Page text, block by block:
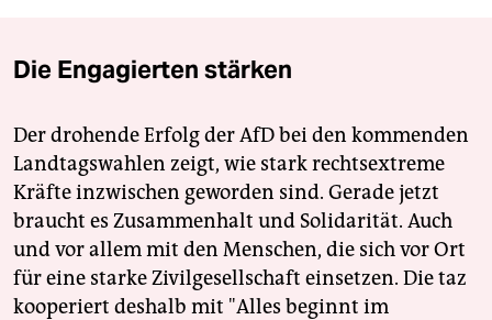
Die Engagierten stärken
Der drohende Erfolg der AfD bei den kommenden
Landtagswahlen zeigt, wie stark rechtsextreme
Kräfte inzwischen geworden sind. Gerade jetzt
braucht es Zusammenhalt und Solidarität. Auch
und vor allem mit den Menschen, die sich vor Ort
für eine starke Zivilgesellschaft einsetzen. Die taz
kooperiert deshalb mit "Alles beginnt im